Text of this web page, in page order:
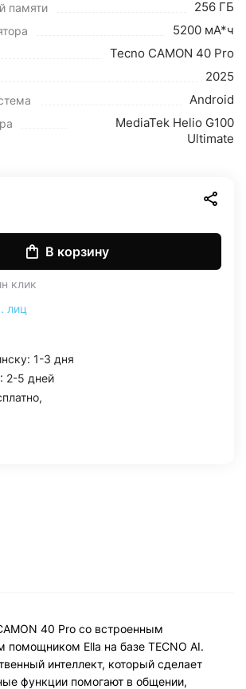
памяти 256 ГБ
5200 мА*ч
Tecno CAMON 40 Pro
2025
Android
MediaTek Helio G100
Ultimate
В корзину
клик
лиц
1-3 дня
2-5 дней
40 Pro со встроенным
помощником Ella на базе TECNO AI.
интеллект, который сделает
функции помогают в общении,